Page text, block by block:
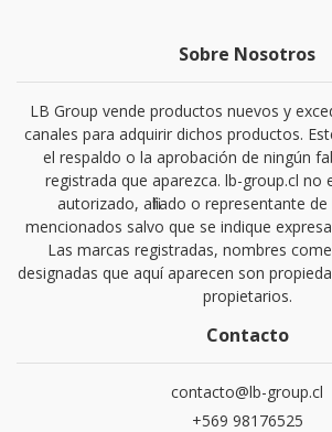
Sobre Nosotros
LB Group vende productos nuevos y
canales para adquirir dichos productos.
el respaldo o la aprobación de ningún
registrada que aparezca. lb-group.cl no
autorizado, afiliado o representante
mencionados salvo que se indique
Las marcas registradas, nombres
designadas que aquí aparecen son
propietarios.
Contacto
contacto@lb-group.cl
+569 98176525